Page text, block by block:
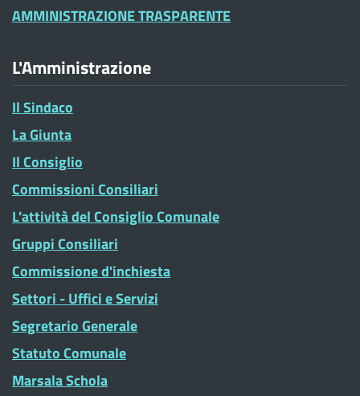
AMMINISTRAZIONE TRASPARENTE
L'Amministrazione
Il Sindaco
La Giunta
Il Consiglio
Commissioni Consiliari
L'attività del Consiglio Comunale
Gruppi Consiliari
Commissione d'inchiesta
Settori - Uffici e Servizi
Segretario Generale
Statuto Comunale
Marsala Schola